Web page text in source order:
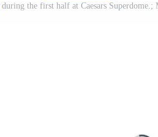
during the first half at Caesars